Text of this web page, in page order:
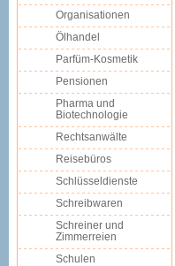
Organisationen
Ölhandel
Parfüm-Kosmetik
Pensionen
Pharma und
Biotechnologie
Rechtsanwälte
Reisebüros
Schlüsseldienste
Schreibwaren
Schreiner und
Zimmerreien
Schulen